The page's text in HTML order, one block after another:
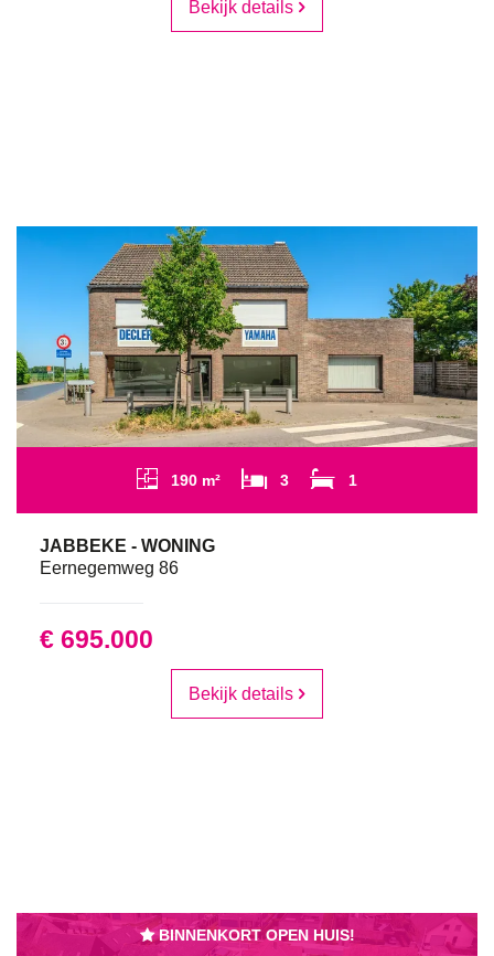
Bekijk details
190 m² 3 1
JABBEKE - WONING
Eernegemweg 86
€ 695.000
Bekijk details
BINNENKORT OPEN HUIS!